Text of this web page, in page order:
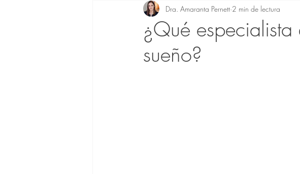
Alimentación saludable
¿Qué
sueño?
Dra. Amaranta Pernett 2 min de lectura